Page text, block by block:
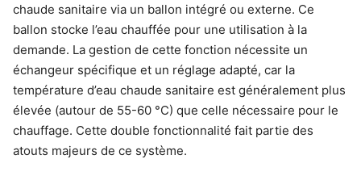
chaude sanitaire via un ballon intégré ou externe. Ce
ballon stocke l’eau chauffée pour une utilisation à la
demande. La gestion de cette fonction nécessite un
échangeur spécifique et un réglage adapté, car la
température d’eau chaude sanitaire est généralement plus
élevée (autour de 55-60 °C) que celle nécessaire pour le
chauffage. Cette double fonctionnalité fait partie des
atouts majeurs de ce système.